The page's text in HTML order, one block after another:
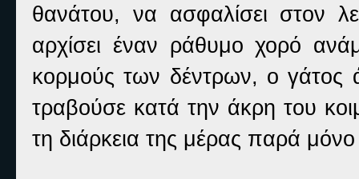
θανάτου, να ασφαλίσει στον
αρχίσει έναν ράθυμο χορό
κορμούς των δέντρων, ο γάτος
τραβούσε κατά την άκρη του
τη διάρκεια της μέρας παρά